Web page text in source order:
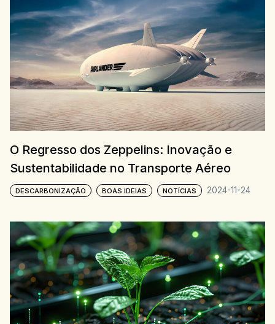
O Regresso dos Zeppelins: Inovação e
Sustentabilidade no Transporte Aéreo
DESCARBONIZAÇÃO BOAS IDEIAS NOTÍCIAS 2024-11-24